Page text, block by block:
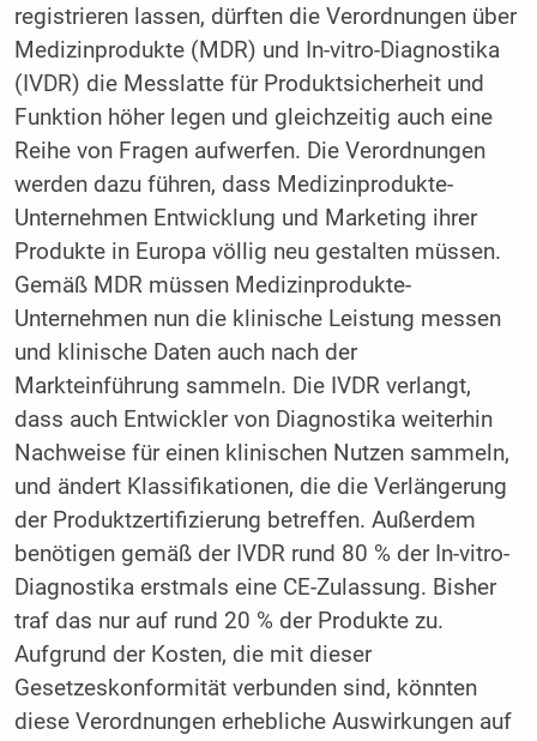
registrieren lassen, dürften die Verordnungen über
Medizinprodukte (MDR) und In-vitro-Diagnostika
(IVDR) die Messlatte für Produktsicherheit und
Funktion höher legen und gleichzeitig auch eine
Reihe von Fragen aufwerfen. Die Verordnungen
werden dazu führen, dass Medizinprodukte-
Unternehmen Entwicklung und Marketing ihrer
Produkte in Europa völlig neu gestalten müssen.
Gemäß MDR müssen Medizinprodukte-
Unternehmen nun die klinische Leistung messen
und klinische Daten auch nach der
Markteinführung sammeln. Die IVDR verlangt,
dass auch Entwickler von Diagnostika weiterhin
Nachweise für einen klinischen Nutzen sammeln,
und ändert Klassifikationen, die die Verlängerung
der Produktzertifizierung betreffen. Außerdem
benötigen gemäß der IVDR rund 80 % der In-vitro-
Diagnostika erstmals eine CE-Zulassung. Bisher
traf das nur auf rund 20 % der Produkte zu.
Aufgrund der Kosten, die mit dieser
Gesetzeskonformität verbunden sind, könnten
diese Verordnungen erhebliche Auswirkungen auf